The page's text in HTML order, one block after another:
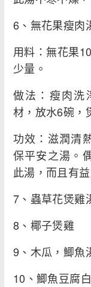
6、無花果瘦肉
用料：無花果
少量。
做法：瘦肉洗
材，放水6碗，
功效：滋潤清
保平安之湯。
此湯，而且有
7、蟲草花煲雞
8、椰子煲雞
9、木瓜，鯽魚
10、鯽魚豆腐